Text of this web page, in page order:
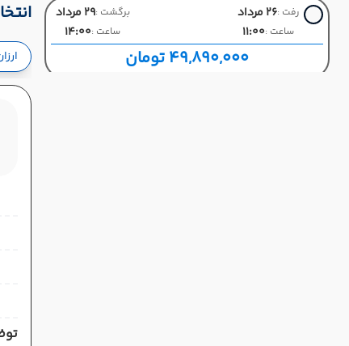
رفت :26 مرداد
ساعت :11:00
برگشت :29 مرداد
ساعت :14:00
49,890,000 تومان